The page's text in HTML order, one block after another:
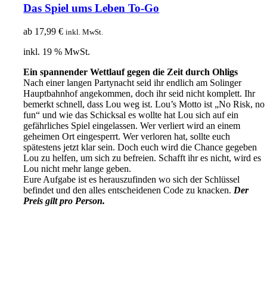
Das Spiel ums Leben To-Go
ab 17,99€ inkl. MwSt.
inkl. 19 % MwSt.
Ein spannender Wettlauf gegen die Zeit durch Ohligs
Nach einer langen Partynacht seid ihr endlich am Solinger
Hauptbahnhof angekommen, doch ihr seid nicht komplett. Ihr
bemerkt schnell, dass Lou weg ist. Lou’s Motto ist „No Risk, no
fun“ und wie das Schicksal es wollte hat Lou sich auf ein
gefährliches Spiel eingelassen. Wer verliert wird an einem
geheimen Ort eingesperrt. Wer verloren hat, sollte euch
spätestens jetzt klar sein. Doch euch wird die Chance gegeben
Lou zu helfen, um sich zu befreien. Schafft ihr es nicht, wird es
Lou nicht mehr lange geben.
Eure Aufgabe ist es herauszufinden wo sich der Schlüssel
befindet und den alles entscheidenen Code zu knacken. Der
Preis gilt pro Person.